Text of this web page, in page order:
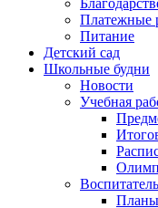
Платежные
Питание
Детский сад
Школьные будни
Новости
Учебная
Планы